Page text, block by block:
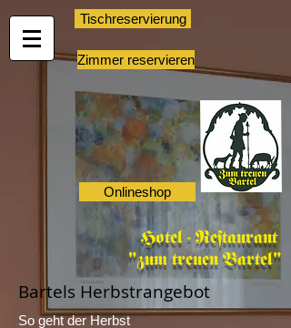
Tischreservierung
Zimmer reservieren
Onlineshop
Hotel - Restaurant
"zum treuen Bartel"
Bartels Herbstrangebot
So geht der Herbst